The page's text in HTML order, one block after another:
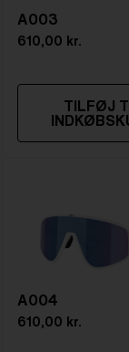
A003
610,00 kr.
TILFØJ
A004
610,00 kr.